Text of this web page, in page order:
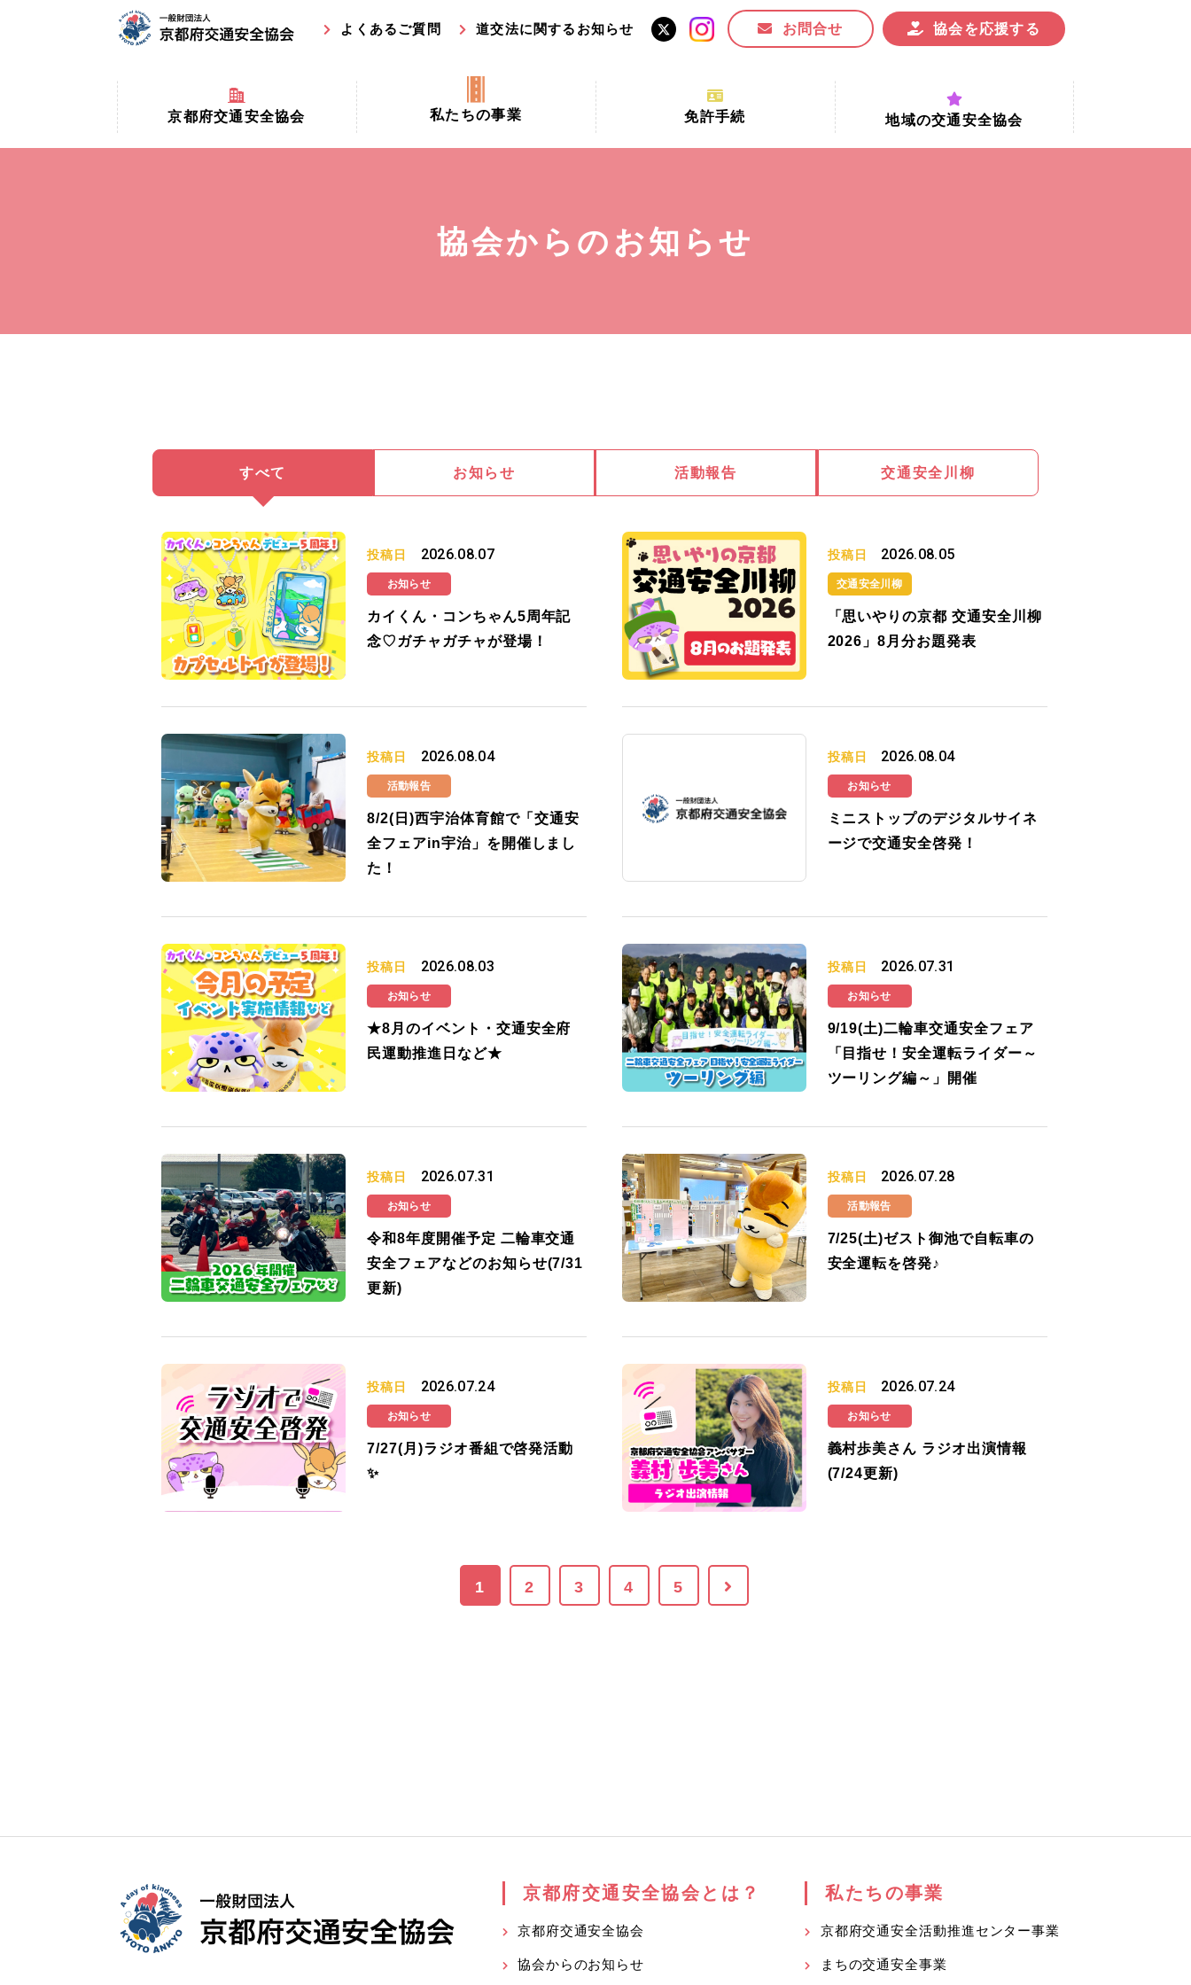
よくあるご質問 道交法に関するお知らせ お問合せ 協会を応援する
京都府交通安全協会
京都府交通安全協会とは？
私たちの事業
京都府交通安全活動推進センター事業
交通安全協力金の活用事業
免許手続
手続場所の対象者及び受付時間
講習時間
地域の交通安全協会
協会からのお知らせ
すべて お知らせ 活動報告 交通安全川柳
投稿日 2026.08.07
お知らせ
カイくん・コンちゃん5周年記
念♡ガチャガチャが登場！
投稿日 2026.08.05
交通安全川柳
「思いやりの京都 交通安全川柳
2026」8月分お題発表
投稿日 2026.08.04
活動報告
8/2(日)西宇治体育館で「交通安
全フェアin宇治」を開催しまし
た！
投稿日 2026.08.04
お知らせ
ミニストップのデジタルサイネ
ージで交通安全啓発！
投稿日 2026.08.03
お知らせ
★8月のイベント・交通安全府
民運動推進日など★
投稿日 2026.07.31
お知らせ
9/19(土)二輪車交通安全フェア
「目指せ！安全運転ライダー～
ツーリング編～」開催
投稿日 2026.07.31
お知らせ
令和8年度開催予定 二輪車交通
安全フェアなどのお知らせ(7/31
更新)
投稿日 2026.07.28
活動報告
7/25(土)ゼスト御池で自転車の
安全運転を啓発♪
投稿日 2026.07.24
お知らせ
7/27(月)ラジオ番組で啓発活動
✨
投稿日 2026.07.24
お知らせ
義村歩美さん ラジオ出演情報
(7/24更新)
1 2 3 4 5
京都府交通安全協会とは？
京都府交通安全協会
協会からのお知らせ
私たちの事業
京都府交通安全活動推進センター事業
まちの交通安全事業